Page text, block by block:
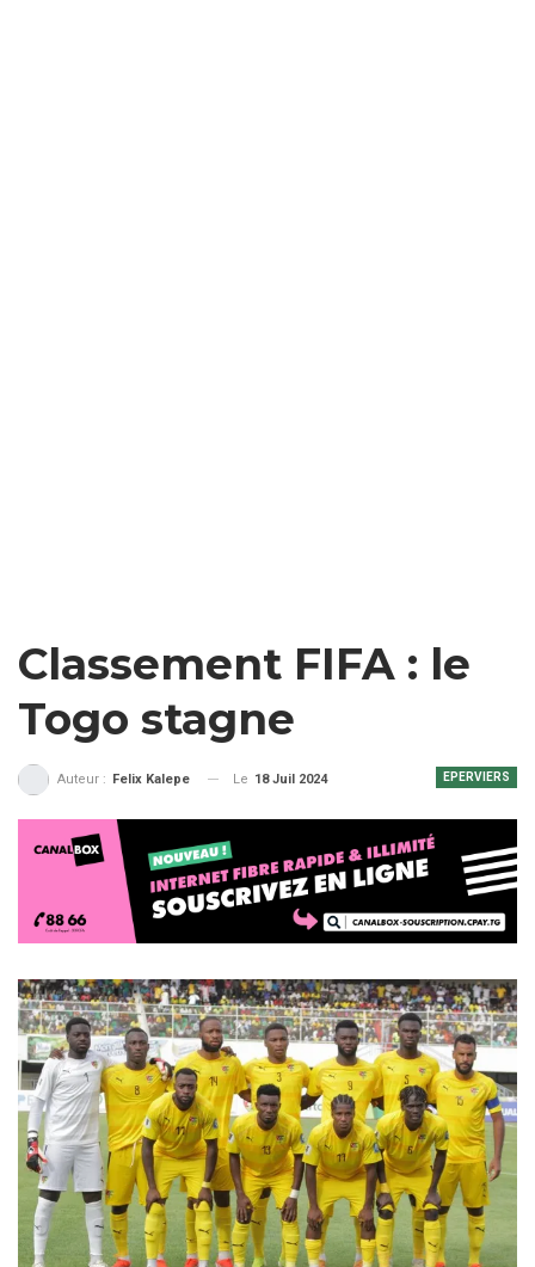
Classement FIFA : le
Togo stagne
EPERVIERS
Auteur : Felix Kalepe Le 18 Juil 2024